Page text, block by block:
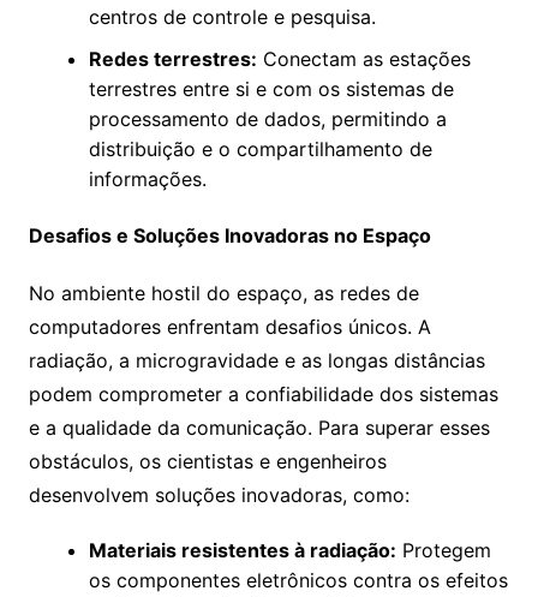
centros de controle e pesquisa.
Redes terrestres: Conectam as estações
terrestres entre si e com os sistemas de
processamento de dados, permitindo a
distribuição e o compartilhamento de
informações.
Desafios e Soluções Inovadoras no Espaço
No ambiente hostil do espaço, as redes de
computadores enfrentam desafios únicos. A
radiação, a microgravidade e as longas distâncias
podem comprometer a confiabilidade dos sistemas
e a qualidade da comunicação. Para superar esses
obstáculos, os cientistas e engenheiros
desenvolvem soluções inovadoras, como:
Materiais resistentes à radiação: Protegem
os componentes eletrônicos contra os efeitos